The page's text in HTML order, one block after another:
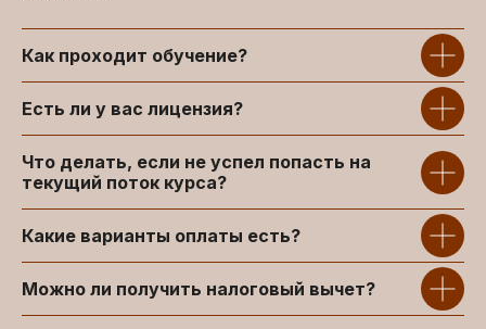
Как проходит обучение?
Есть ли у вас лицензия?
Что делать, если не успел попасть на
текущий поток курса?
Какие варианты оплаты есть?
Можно ли получить налоговый вычет?